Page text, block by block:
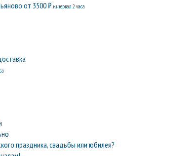
от 3500 ₽ интервал 2 часа
праздника, свадьбы или юбилея?